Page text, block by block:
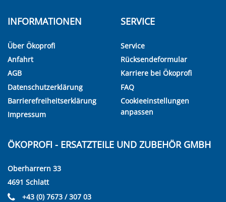
INFORMATIONEN
Über Ökoprofi
Anfahrt
AGB
Datenschutzerklärung
Barrierefreiheitserklärung
Impressum
SERVICE
Service
Rücksendeformular
Karriere bei Ökoprofi
FAQ
Cookieeinstellungen
anpassen
ÖKOPROFI - ERSATZTEILE UND ZUBEHÖR GMBH
Oberharrern 33
4691 Schlatt
+43 (0) 7673 / 307 03